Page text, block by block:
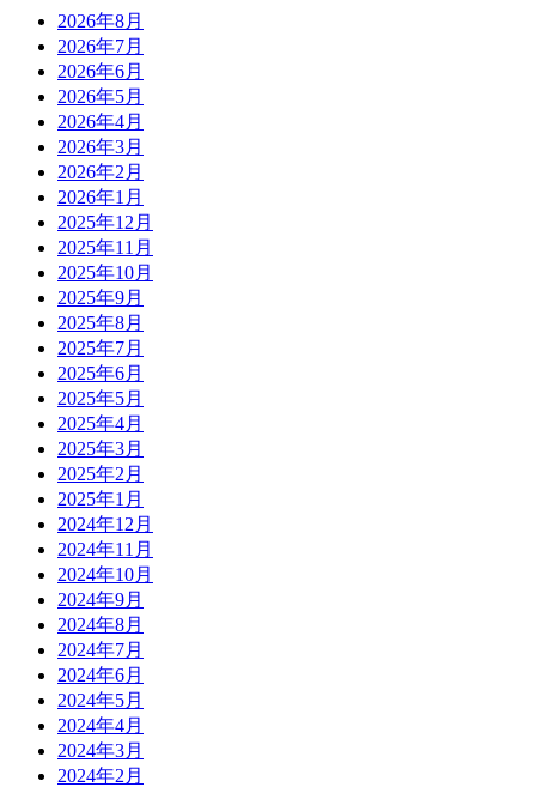
2026年8月
2026年7月
2026年6月
2026年5月
2026年4月
2026年3月
2026年2月
2026年1月
2025年12月
2025年11月
2025年10月
2025年9月
2025年8月
2025年7月
2025年6月
2025年5月
2025年4月
2025年3月
2025年2月
2025年1月
2024年12月
2024年11月
2024年10月
2024年9月
2024年8月
2024年7月
2024年6月
2024年5月
2024年4月
2024年3月
2024年2月